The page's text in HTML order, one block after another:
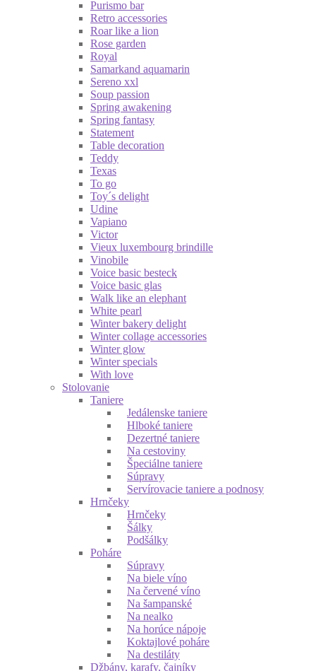
Purismo bar
Retro accessories
Roar like a lion
Rose garden
Royal
Samarkand aquamarin
Sereno xxl
Soup passion
Spring awakening
Spring fantasy
Statement
Table decoration
Teddy
Texas
To go
Toy´s delight
Udine
Vapiano
Victor
Vieux luxembourg brindille
Vinobile
Voice basic besteck
Voice basic glas
Walk like an elephant
White pearl
Winter bakery delight
Winter collage accessories
Winter glow
Winter specials
With love
Stolovanie
Taniere
Jedálenske taniere
Hlboké taniere
Dezertné taniere
Na cestoviny
Špeciálne taniere
Súpravy
Servírovacie taniere a podnosy
Hrnčeky
Hrnčeky
Šálky
Podšálky
Poháre
Súpravy
Na biele víno
Na červené víno
Na šampanské
Na nealko
Na horúce nápoje
Koktajlové poháre
Na destiláty
Džbány, karafy, čajníky